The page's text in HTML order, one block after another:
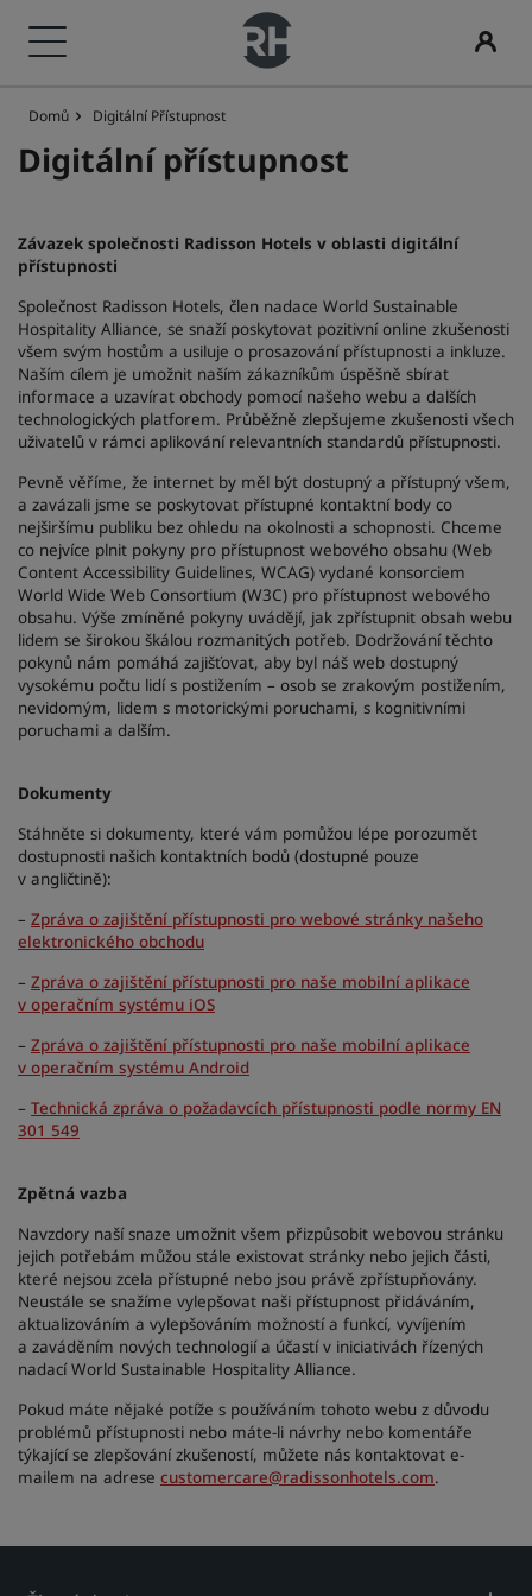
Radisson Radisson RED
Radisson Individuals art'otel
Park Plaza Park Inn by Radisson
Prize by Radisson Country Inn & Suites
Přidružené značky v Číně
Kunlun Golden Tulip
Rekreační střediska
Apartmány se servisem
Letištní hotely
Rezervujte si místo pro obchodní jednání
Vyžádat si cenovou nabídku
Destinace pro akce
Je to vaše první rezervace?
Akční nabídky dne
Udělejte si rezervaci předem
Rad Pets
Svatební prostory
Udržitelnost
Cestující na služební cestě
Hotely v centru města
Navštivte náš blog
Benefity pro členy
Jak uplatňovat body
Jak sbírat body
Domů Digitální Přístupnost
Digitální přístupnost
Závazek společnosti Radisson Hotels v oblasti digitální
přístupnosti
Společnost Radisson Hotels, člen nadace World Sustainable
Hospitality Alliance, se snaží poskytovat pozitivní online zkušenosti
všem svým hostům a usiluje o prosazování přístupnosti a inkluze.
Naším cílem je umožnit naším zákazníkům úspěšně sbírat
informace a uzavírat obchody pomocí našeho webu a dalších
technologických platforem. Průběžně zlepšujeme zkušenosti všech
uživatelů v rámci aplikování relevantních standardů přístupnosti.
Pevně věříme, že internet by měl být dostupný a přístupný všem,
a zavázali jsme se poskytovat přístupné kontaktní body co
nejširšímu publiku bez ohledu na okolnosti a schopnosti. Chceme
co nejvíce plnit pokyny pro přístupnost webového obsahu (Web
Content Accessibility Guidelines, WCAG) vydané konsorciem
World Wide Web Consortium (W3C) pro přístupnost webového
obsahu. Výše zmíněné pokyny uvádějí, jak zpřístupnit obsah webu
lidem se širokou škálou rozmanitých potřeb. Dodržování těchto
pokynů nám pomáhá zajišťovat, aby byl náš web dostupný
vysokému počtu lidí s postižením – osob se zrakovým postižením,
nevidomým, lidem s motorickými poruchami, s kognitivními
poruchami a dalším.
Dokumenty
Stáhněte si dokumenty, které vám pomůžou lépe porozumět
dostupnosti našich kontaktních bodů (dostupné pouze
v angličtině):
– Zpráva o zajištění přístupnosti pro webové stránky našeho
elektronického obchodu
– Zpráva o zajištění přístupnosti pro naše mobilní aplikace
v operačním systému iOS
– Zpráva o zajištění přístupnosti pro naše mobilní aplikace
v operačním systému Android
– Technická zpráva o požadavcích přístupnosti podle normy EN
301 549
Zpětná vazba
Navzdory naší snaze umožnit všem přizpůsobit webovou stránku
jejich potřebám můžou stále existovat stránky nebo jejich části,
které nejsou zcela přístupné nebo jsou právě zpřístupňovány.
Neustále se snažíme vylepšovat naši přístupnost přidáváním,
aktualizováním a vylepšováním možností a funkcí, vyvíjením
a zaváděním nových technologií a účastí v iniciativách řízených
nadací World Sustainable Hospitality Alliance.
Pokud máte nějaké potíže s používáním tohoto webu z důvodu
problémů přístupnosti nebo máte-li návrhy nebo komentáře
týkající se zlepšování zkušeností, můžete nás kontaktovat e-
mailem na adrese customercare@radissonhotels.com.